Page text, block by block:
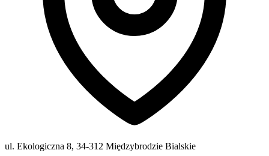
ul. Ekologiczna 8, 34-312 Międzybrodzie Bialskie